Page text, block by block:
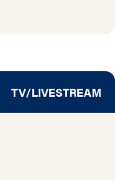
TV/LIVESTREAM